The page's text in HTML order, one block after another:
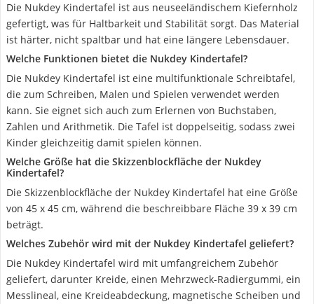
Die Nukdey Kindertafel ist aus neuseeländischem Kiefernholz
gefertigt, was für Haltbarkeit und Stabilität sorgt. Das Material
ist härter, nicht spaltbar und hat eine längere Lebensdauer.
Welche Funktionen bietet die Nukdey Kindertafel?
Die Nukdey Kindertafel ist eine multifunktionale Schreibtafel,
die zum Schreiben, Malen und Spielen verwendet werden
kann. Sie eignet sich auch zum Erlernen von Buchstaben,
Zahlen und Arithmetik. Die Tafel ist doppelseitig, sodass zwei
Kinder gleichzeitig damit spielen können.
Welche Größe hat die Skizzenblockfläche der Nukdey
Kindertafel?
Die Skizzenblockfläche der Nukdey Kindertafel hat eine Größe
von 45 x 45 cm, während die beschreibbare Fläche 39 x 39 cm
beträgt.
Welches Zubehör wird mit der Nukdey Kindertafel geliefert?
Die Nukdey Kindertafel wird mit umfangreichem Zubehör
geliefert, darunter Kreide, einen Mehrzweck-Radiergummi, ein
Messlineal, eine Kreideabdeckung, magnetische Scheiben und